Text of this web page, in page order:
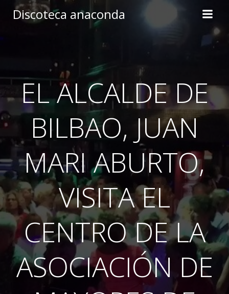
to
Discoteca anaconda
EL ALCALDE DE
BILBAO, JUAN
MARI ABURTO,
VISITA EL
CENTRO DE LA
ASOCIACIÓN DE